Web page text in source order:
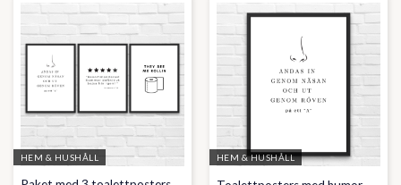
HEM & HUSHÅLL HEM & HUSHÅLL